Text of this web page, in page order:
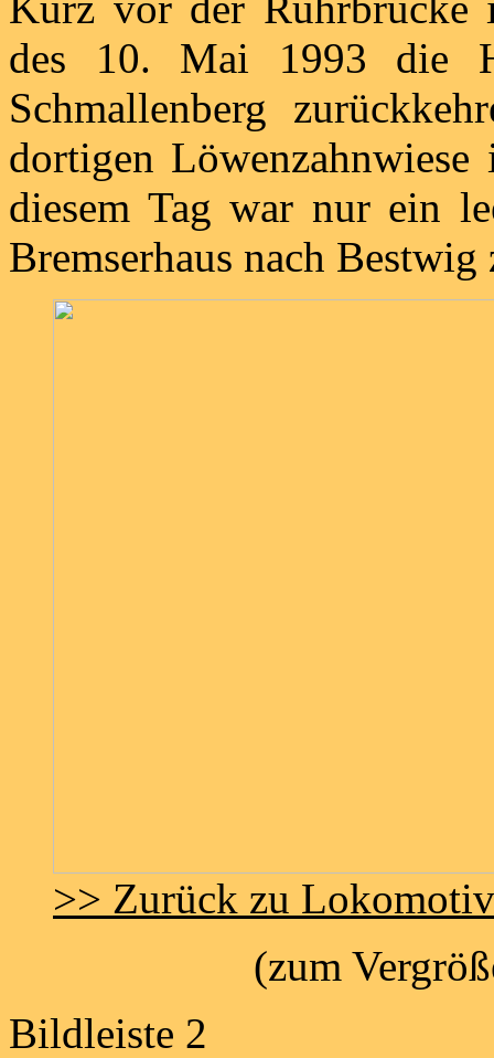
des 10. Mai 1993 die
Schmallenberg
dortigen
diesem Tag war nur ein
Bremserhaus nach
>> Zurück zu
(zum
Bildleiste 2